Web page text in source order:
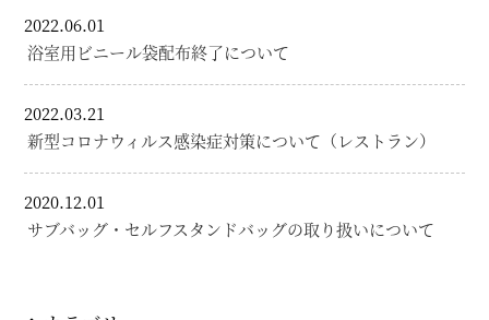
2022.06.01
浴室用ビニール袋配布終了について
2022.03.21
新型コロナウィルス感染症対策について（レストラン）
2020.12.01
サブバッグ・セルフスタンドバッグの取り扱いについて